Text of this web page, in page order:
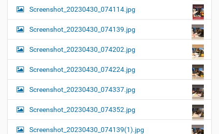
Screenshot_20230430_074114.jpg
Screenshot_20230430_074139.jpg
Screenshot_20230430_074202.jpg
Screenshot_20230430_074224.jpg
Screenshot_20230430_074337.jpg
Screenshot_20230430_074352.jpg
Screenshot_20230430_074139(1).jpg